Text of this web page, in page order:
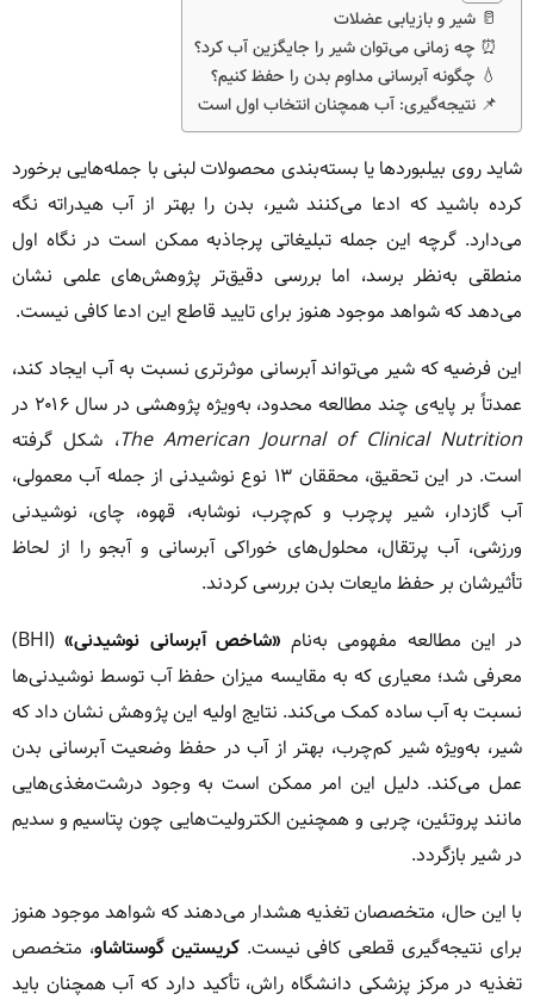
🥛 شیر و بازیابی عضلات
⏰ چه زمانی می‌توان شیر را جایگزین آب کرد؟
💧 چگونه آبرسانی مداوم بدن را حفظ کنیم؟
📌 نتیجه‌گیری: آب همچنان انتخاب اول است
شاید روی بیلبوردها یا بسته‌بندی محصولات لبنی با جمله‌هایی برخورد
کرده باشید که ادعا می‌کنند شیر، بدن را بهتر از آب هیدراته نگه
می‌دارد. گرچه این جمله تبلیغاتی پرجاذبه ممکن است در نگاه اول
منطقی به‌نظر برسد، اما بررسی دقیق‌تر پژوهش‌های علمی نشان
می‌دهد که شواهد موجود هنوز برای تایید قاطع این ادعا کافی نیست.
این فرضیه که شیر می‌تواند آبرسانی موثرتری نسبت به آب ایجاد کند،
عمدتاً بر پایه‌ی چند مطالعه محدود، به‌ویژه پژوهشی در سال ۲۰۱۶ در
The American Journal of Clinical Nutrition، شکل گرفته
است. در این تحقیق، محققان ۱۳ نوع نوشیدنی از جمله آب معمولی،
آب گازدار، شیر پرچرب و کم‌چرب، نوشابه، قهوه، چای، نوشیدنی
ورزشی، آب پرتقال، محلول‌های خوراکی آبرسانی و آبجو را از لحاظ
تأثیرشان بر حفظ مایعات بدن بررسی کردند.
در این مطالعه مفهومی به‌نام «شاخص آبرسانی نوشیدنی»
(BHI)
معرفی شد؛ معیاری که به مقایسه میزان حفظ آب توسط نوشیدنی‌ها
نسبت به آب ساده کمک می‌کند. نتایج اولیه این پژوهش نشان داد که
شیر، به‌ویژه شیر کم‌چرب، بهتر از آب در حفظ وضعیت آبرسانی بدن
عمل می‌کند. دلیل این امر ممکن است به وجود درشت‌مغذی‌هایی
مانند پروتئین، چربی و همچنین الکترولیت‌هایی چون پتاسیم و سدیم
در شیر بازگردد.
با این‌ حال، متخصصان تغذیه هشدار می‌دهند که شواهد موجود هنوز
برای نتیجه‌گیری قطعی کافی نیست.کریستین گوستاشاو، متخصص
تغذیه در مرکز پزشکی دانشگاه راش، تأکید دارد که آب همچنان باید